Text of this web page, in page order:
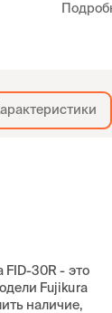
FID-30R - это
Fujikura
наличие,